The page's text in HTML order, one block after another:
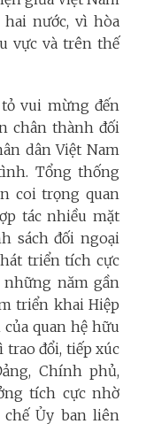
nước, vì hòa
vực và trên thế
vui mừng đến
chân thành đối
dân Việt Nam
Tổng thống
coi trọng quan
tác nhiều mặt
sách đối ngoại
triển tích cực
năm gần
triển khai Hiệp
quan hệ hữu
đổi, tiếp xúc
Chính phủ,
tích cực nhờ
Ủy ban liên